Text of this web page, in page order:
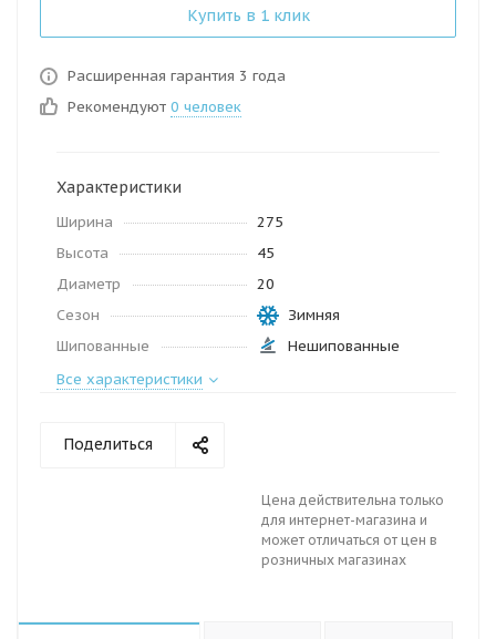
Купить в 1 клик
Расширенная гарантия 3 года
Рекомендуют 0 человек
Характеристики
Ширина
275
Высота
45
Диаметр
20
Сезон
Зимняя
Шипованные
Нешипованные
Все характеристики
Поделиться
Цена действительна только
для интернет-магазина и
может отличаться от цен в
розничных магазинах